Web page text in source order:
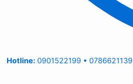
Hotline: 0901522199 • 0786621139